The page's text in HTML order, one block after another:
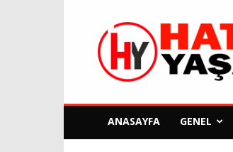
Hatay
Yaşam
Gazetesi
ANASAYFA GENEL